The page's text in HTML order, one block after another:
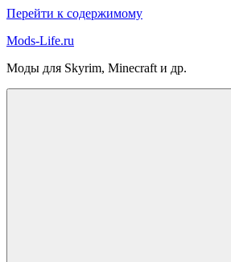
Перейти к содержимому
Mods-Life.ru
Моды для Skyrim, Minecraft и др.